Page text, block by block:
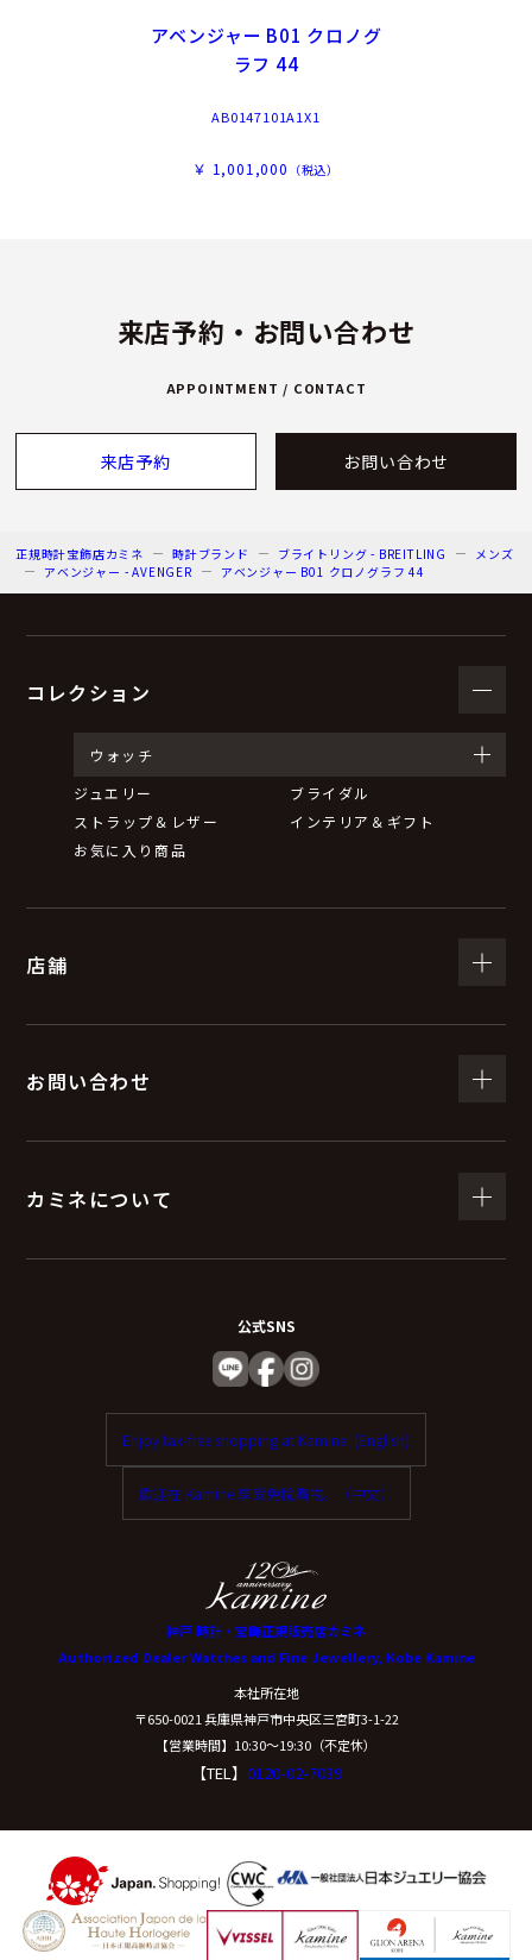
アベンジャー B01 クロノグ
ラフ 44
AB0147101A1X1
￥ 1,001,000 （税込）
来店予約・お問い合わせ
APPOINTMENT / CONTACT
来店予約 お問い合わせ
正規時計宝飾店カミネ 時計ブランド ブライトリング - BREITLING
メンズ
アベンジャー - AVENGER
アベンジャー B01 クロノグラフ 44
コレクション
ウォッチ
ジュエリー
ブライダル
ストラップ＆レザー
インテリア＆ギフト
お気に入り商品
店舗
お問い合わせ
カミネについて
公式SNS
Enjoy tax-free shopping at Kamine. (English)
歡迎在 Kamine 享受免稅購物。（中文）
神戸 時計・宝飾正規販売店カミネ
Authorized Dealer Watches and Fine Jewellery, Kobe Kamine
本社所在地
〒650-0021 兵庫県神戸市中央区三宮町3-1-22
【営業時間】10:30〜19:30（不定休）
【TEL】 0120-02-7039